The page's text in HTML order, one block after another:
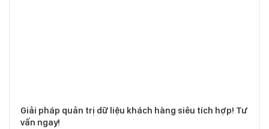
Giải pháp quản trị dữ liệu khách hàng siêu tích hợp! Tư
vấn ngay!